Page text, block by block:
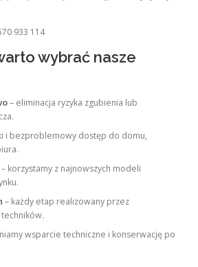
933 114
wybrać nasze
– eliminacja ryzyka zgubienia lub
i bezproblemowy dostęp do domu,
korzystamy z najnowszych modeli
– każdy etap realizowany przez
wsparcie techniczne i konserwację po